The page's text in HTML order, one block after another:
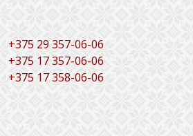
+375 29 357-06-06
+375 17 357-06-06
+375 17 358-06-06